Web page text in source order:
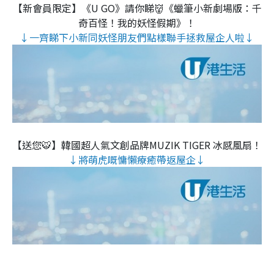
【新會員限定】《U GO》請你睇👹《蠟筆小新劇場版：千
奇百怪！我的妖怪假期》！
↓一齊睇下小新同妖怪朋友們點樣聯手拯救屋企人啦↓
【送您🐯】韓國超人氣文創品牌MUZIK TIGER 冰感風扇！
↓將萌虎嘅慵懶療癒帶返屋企↓